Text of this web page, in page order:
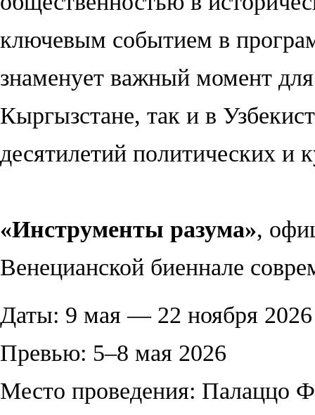
ключевым событием в
знаменует важный момент
Кыргызстане, так и в
десятилетий политических и
«Инструменты разума»,
Венецианской биеннале
Даты: 9 мая — 22 ноября 2026
Превью: 5–8 мая 2026
Место проведения: Палаццо